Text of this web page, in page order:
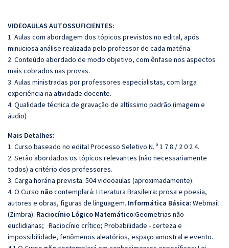
VIDEOAULAS AUTOSSUFICIENTES:
1. Aulas com abordagem dos tópicos previstos no edital, após
minuciosa análise realizada pelo professor de cada matéria.
2. Conteúdo abordado de modo objetivo, com ênfase nos aspectos
mais cobrados nas provas.
3. Aulas ministradas por professores especialistas, com larga
experiência na atividade docente.
4. Qualidade técnica de gravação de altíssimo padrão (imagem e
áudio)
Mais Detalhes:
1. Curso baseado no edital Processo Seletivo N. º 1 7 8 / 2 0 2 4.
2. Serão abordados os tópicos relevantes (não necessariamente
todos) a critério dos professores.
3. Carga horária prevista: 504 videoaulas (aproximadamente).
4. O Curso nãocontemplará: Literatura Brasileira: prosa e poesia,
autores e obras, figuras de linguagem. Informática Básica: Webmail
(Zimbra). Raciocínio Lógico Matemático:Geometrias não
euclidianas; Raciocínio crítico; Probabilidade - certeza e
impossibilidade, fenômenos aleatórios, espaço amostral e evento.